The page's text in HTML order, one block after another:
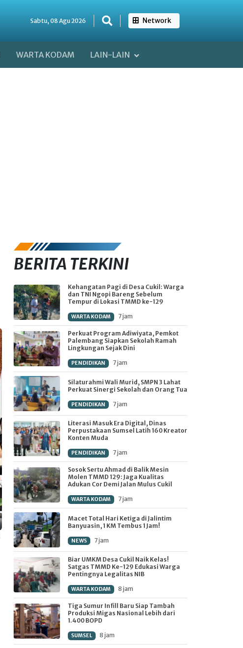
Sabtu, 08 Agu 2026 Network
WARTA KODAM LAIN-LAIN
BERITA TERKINI
Kehangatan Pagi di Desa Cukil: Warga
dan TNI Ngopi Bareng Sebelum
Tempur di Lokasi TMMD ke-129
WARTA KODAM 7 jam
Perkuat Program Adiwiyata, Pemkot
Palembang Siapkan Sekolah Ramah
Lingkungan Sejak Dini
PENDIDIKAN 7 jam
Silaturahmi Wali Murid, SMPN 3 Lahat
Perkuat Sinergi Sekolah dan Orang Tua
PENDIDIKAN 7 jam
Literasi Masuk Era Digital, Dinas
Perpustakaan Sumsel Latih 160 Kreator
Konten Muda
PENDIDIKAN 7 jam
Sosok Sertu Ahmad di Balik Mesin
Molen TMMD 129: Jaga Kualitas
Adukan Cor Demi Jalan Mulus Cukil
WARTA KODAM 7 jam
Macet Total Hari Ketiga di Jalintim
Banyuasin, 1 KM Tembus 1 Jam!
NEWS 7 jam
Biar UMKM Desa Cukil Naik Kelas!
Satgas TMMD Ke-129 Edukasi Warga
Pentingnya Legalitas NIB
WARTA KODAM 8 jam
Tiga Sumur Infill Baru Siap Tambah
Produksi Migas Nasional Lebih dari
1.400 BOPD
SUMSEL 8 jam